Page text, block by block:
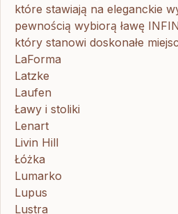
które stawiają na eleganckie
pewnością wybiorą ławę
który stanowi doskonałe
LaForma
Latzke
Laufen
Ławy i stoliki
Lenart
Livin Hill
Łóżka
Lumarko
Lupus
Lustra